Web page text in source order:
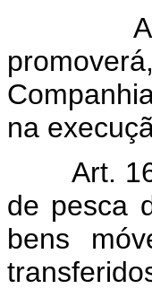
na
Art.
de pesca
bens